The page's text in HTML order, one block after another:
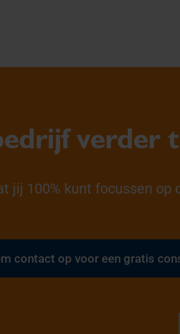
verder
jij 100% kunt focussen op
contact op voor een gratis